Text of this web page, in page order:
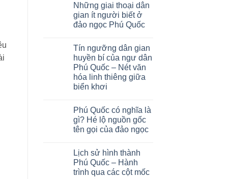
Những giai thoại dân
gian ít người biết ở
đảo ngọc Phú Quốc
on
Những
giai
thoại
dân
gian
ít
ở
đảo
ngọc
Phú
Quốc
Tín ngưỡng dân gian
huyền bí của ngư dân
Phú Quốc – Nét văn
hóa linh thiêng giữa
biển khơi
on
Tín
ngưỡng
dân
bí
của
ngư
dân
Phú
Phú Quốc có nghĩa là
gì? Hé lộ nguồn gốc
tên gọi của đảo ngọc
Phú
Quốc
có
Lịch sử hình thành
Phú Quốc – Hành
trình qua các cột mốc